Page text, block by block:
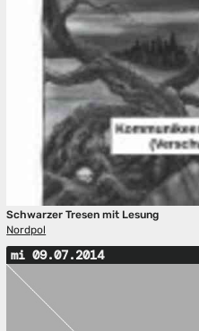
Schwarzer Tresen mit Lesung
Nordpol
mi 09.07.2014